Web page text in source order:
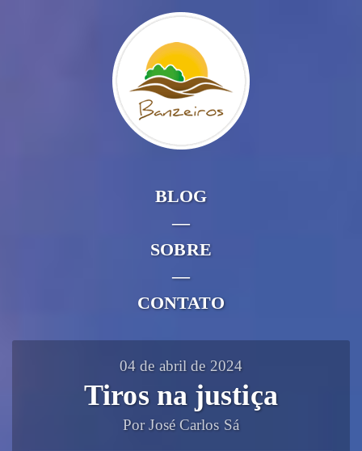
BLOG
—
SOBRE
—
CONTATO
04 de abril de 2024
Tiros na justiça
Por José Carlos Sá